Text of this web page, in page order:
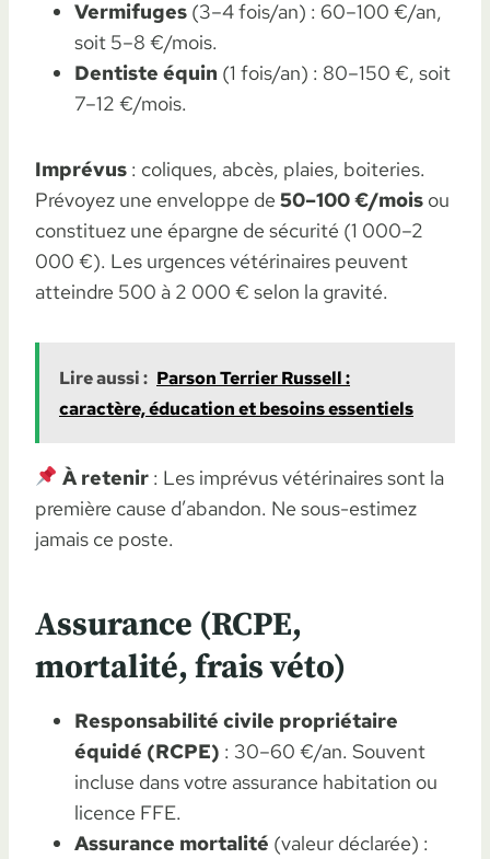
Vermifuges (3–4 fois/an) : 60–100 €/an,
soit 5–8 €/mois.
Dentiste équin (1 fois/an) : 80–150 €, soit
7–12 €/mois.
Imprévus : coliques, abcès, plaies, boiteries.
Prévoyez une enveloppe de 50–100 €/mois ou
constituez une épargne de sécurité (1 000–2
000 €). Les urgences vétérinaires peuvent
atteindre 500 à 2 000 € selon la gravité.
Lire aussi : Parson Terrier Russell :
caractère, éducation et besoins essentiels
À retenir: Les imprévus vétérinaires sont la
première cause d’abandon. Ne sous-estimez
jamais ce poste.
Assurance (RCPE,
mortalité, frais véto)
Responsabilité civile propriétaire
équidé (RCPE) : 30–60 €/an. Souvent
incluse dans votre assurance habitation ou
licence FFE.
Assurance mortalité (valeur déclarée) :